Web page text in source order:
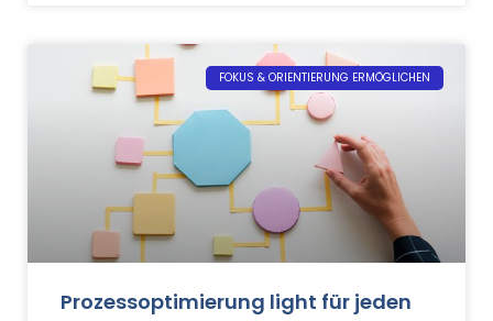
FOKUS & ORIENTIERUNG ERMÖGLICHEN
Prozessoptimierung light für jeden